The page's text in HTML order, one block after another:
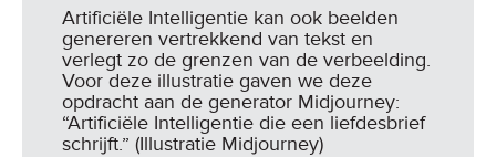
Artificiële Intelligentie kan ook beelden
genereren vertrekkend van tekst en
verlegt zo de grenzen van de verbeelding.
Voor deze illustratie gaven we deze
opdracht aan de generator Midjourney:
“Artificiële Intelligentie die een liefdesbrief
schrijft.” (Illustratie Midjourney)